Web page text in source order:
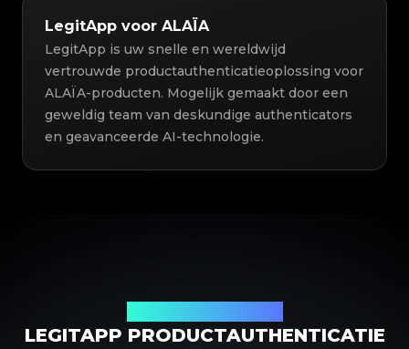
LegitApp voor ALAÏA
LegitApp is uw snelle en wereldwijd
vertrouwde productauthenticatieoplossing voor
ALAÏA-producten. Mogelijk gemaakt door een
geweldig team van deskundige authenticators
en geavanceerde AI-technologie.
LEGITAPP PRODUCTAUTHENTICATIE